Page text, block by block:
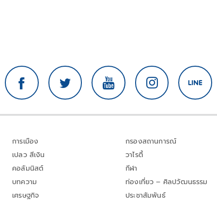
การเมือง
เปลว สีเงิน
คอลัมนิสต์
บทความ
เศรษฐกิจ
กรองสถานการณ์
วาไรตี้
กีฬา
ท่องเที่ยว – ศิลปวัฒนธรรม
ประชาสัมพันธ์